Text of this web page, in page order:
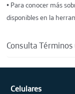
• Para conocer más
disponibles en la
Consulta
Celulares